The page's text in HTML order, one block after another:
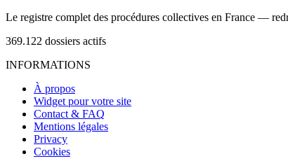
Le registre complet des procédures collectives en France —
369.122 dossiers actifs
INFORMATIONS
À propos
Widget pour votre site
Contact & FAQ
Mentions légales
Privacy
Cookies